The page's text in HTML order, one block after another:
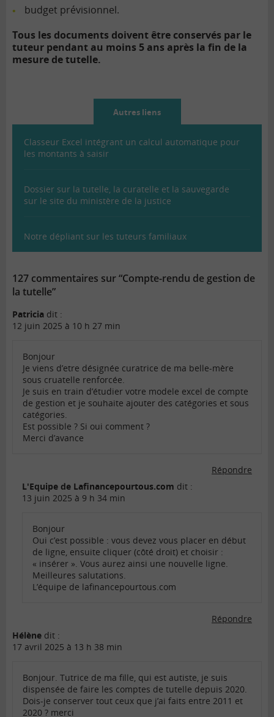
budget prévisionnel.
Tous les documents doivent être conservés par le
tuteur pendant au moins 5 ans après la fin de la
mesure de tutelle.
Autres liens
Classeur Excel intégrant un calcul automatique pour
les montants à saisir
Dossier sur la tutelle, la curatelle et la sauvegarde
sur le site du ministère de la justice
Notre dépliant sur les tuteurs familiaux
127 commentaires sur “Compte-rendu de gestion de
la tutelle”
Patricia dit :
12 juin 2025 à 10 h 27 min
Bonjour
Je viens d’etre désignée curatrice de ma belle-mère
sous cruatelle renforcée.
Je suis en train d’étudier votre modele excel de compte
de gestion et je souhaite ajouter des catégories et sous
catégories.
Est possible ? Si oui comment ?
Merci d’avance
Répondre
L'Equipe de Lafinancepourtous.com dit :
13 juin 2025 à 9 h 34 min
Bonjour
Oui c’est possible : vous devez vous placer en début
de ligne, ensuite cliquer (côté droit) et choisir :
« insérer ». Vous aurez ainsi une nouvelle ligne.
Meilleures salutations.
L’équipe de lafinancepourtous.com
Répondre
Hélène dit :
17 avril 2025 à 13 h 38 min
Bonjour. Tutrice de ma fille, qui est autiste, je suis
dispensée de faire les comptes de tutelle depuis 2020.
Dois-je conserver tout ceux que j’ai faits entre 2011 et
2020 ? merci